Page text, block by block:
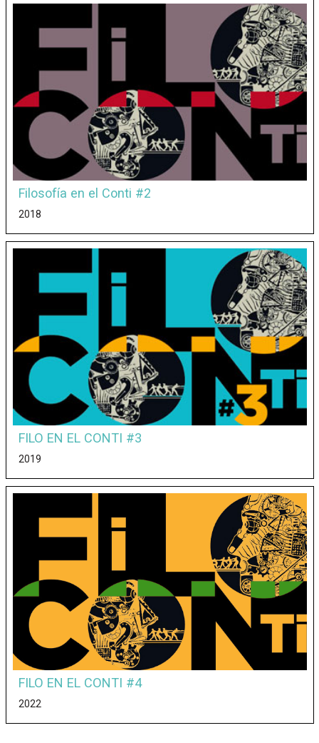
Filosofía en el Conti #2
2018
FILO EN EL CONTI #3
2019
FILO EN EL CONTI #4
2022